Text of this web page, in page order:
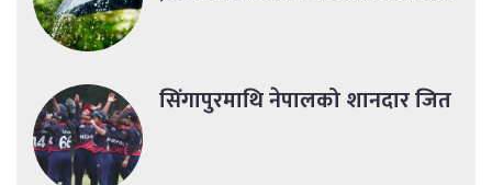
सिंगापुरमाथि नेपालको शानदार जित